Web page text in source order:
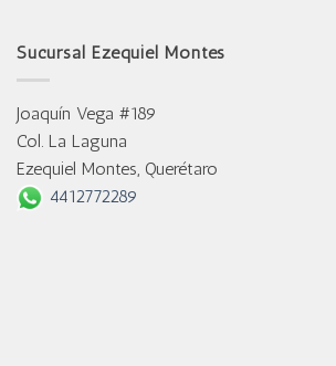
Sucursal Ezequiel Montes
Joaquín Vega #189
Col. La Laguna
Ezequiel Montes, Querétaro
4412772289